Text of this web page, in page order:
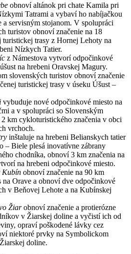
obnoví altánok pri chate Kamila pri
Tatrami a vybaví ho nabíjačkou
servisným stojanom. V spolupráci
turistov obnoví značenie na 18
turistickej trasy z Hornej Lehoty na
Nízkych Tatier.
z Námestova vytvorí odpočinkové
na hrebeni Oravskej Magury.
slovenských turistov obnoví značenie
turistickej trasy v úseku Úšust –
vybuduje nové odpočinkové miesto na
a v spolupráci so Slovenským
km cykloturistického značenia v obci
vrchoch.
inštaluje na hrebeni Belianskych tatier
– Biele plesá inovatívne zábrany
chodníka, obnoví 3 km značenia na
na hrebeni odpočinkové miesto.
Kubín obnoví značenie na 90 km
Orave a obnoví dve odpočinkové
v Beňovej Lehote a na Kubínskej
Žiarobnoví značenie a protierózne
v Žiarskej doline a vyčistí ich od
opraví poškodené lávky cez
niektoré prvky na Symbolickom
doline.